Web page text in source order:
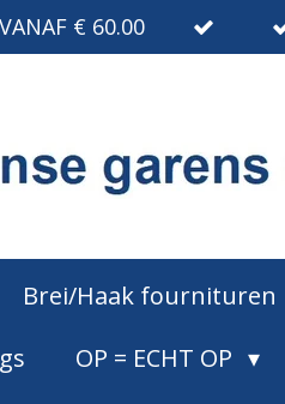
€ 60.00
Brei/Haak fournituren
OP = ECHT OP